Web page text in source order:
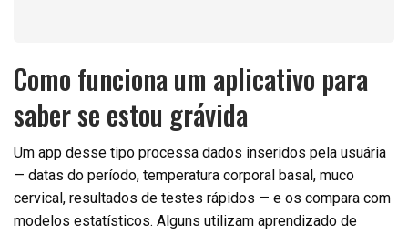
Como funciona um aplicativo para
saber se estou grávida
Um app desse tipo processa dados inseridos pela usuária
— datas do período, temperatura corporal basal, muco
cervical, resultados de testes rápidos — e os compara com
modelos estatísticos. Alguns utilizam aprendizado de